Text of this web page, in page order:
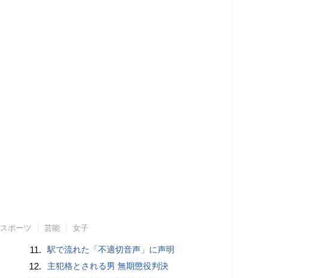
スポーツ 芸能 女子
11. 駅で流れた「不適切音声」に声明
12. 主犯格とされる男 無期懲役判決